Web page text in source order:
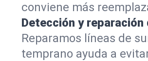
conviene más
Detección y reparación
Reparamos líneas de
temprano ayuda a